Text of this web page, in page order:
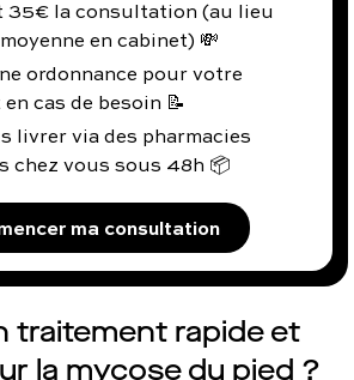
35€ la consultation (au lieu
en cabinet) 💸
ordonnance pour votre
cas de besoin 📝
livrer via des pharmacies
chez vous sous 48h 📦
ma consultation
traitement rapide et
la mycose du pied ?